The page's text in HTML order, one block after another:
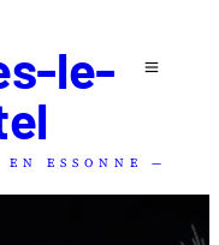
le-
ESSONNE —